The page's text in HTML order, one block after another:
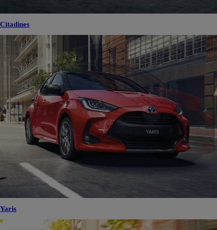
Citadines
Yaris